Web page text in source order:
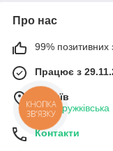
Про нас
99% позитивних
Працює з
м. Київ
вул.
Контакти
КНОПКА
ЗВ'ЯЗКУ